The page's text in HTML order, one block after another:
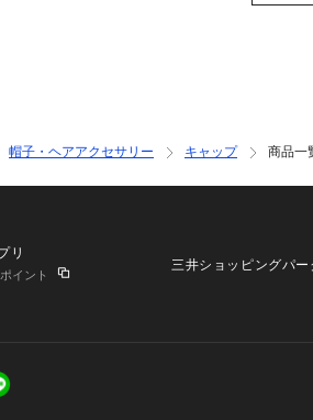
帽子・ヘアアクセサリー キャップ 商品一
リ
イント
三井ショッピングパー